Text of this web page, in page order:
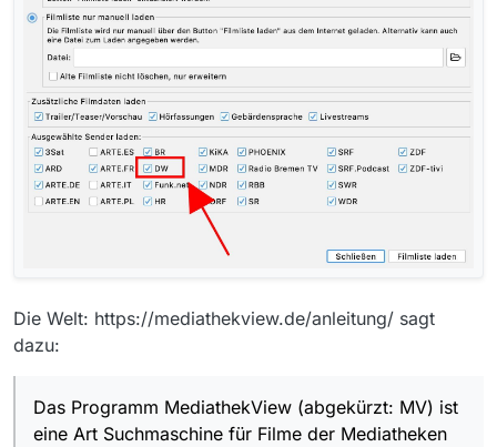
Die Welt: https://mediathekview.de/anleitung/ sagt
dazu:
Das Programm MediathekView (abgekürzt: MV) ist
eine Art Suchmaschine für Filme der Mediatheken